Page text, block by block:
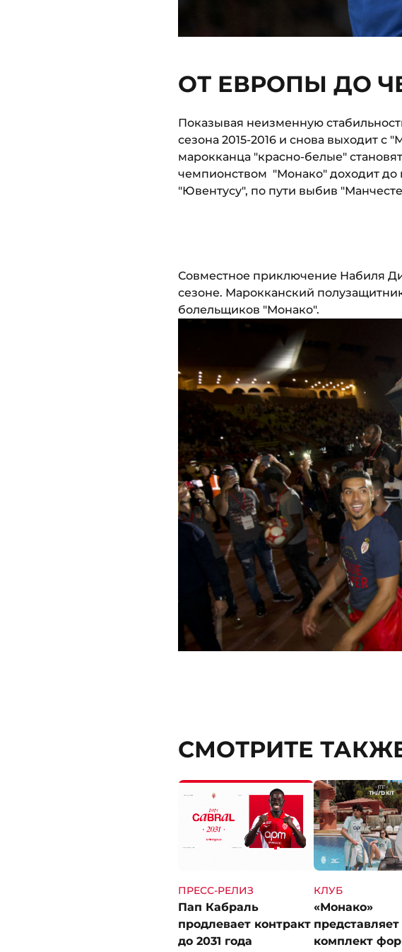
ОТ ЕВРОПЫ ДО
Показывая неизменную
сезона 2015-2016 и снова выходит
марокканца "красно-белые"
чемпионством "Монако" доходит до
"Ювентусу", по пути выбив
Совместное приключение Набиля
сезоне. Марокканский
болельщиков "Монако".
СМОТРИТЕ
ПРЕСС-РЕЛИЗ
Пап Кабраль
продлевает контракт
до 2031 года
КЛУБ
«Монако»
комплект